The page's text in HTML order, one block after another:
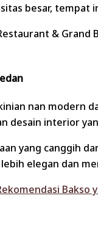
besar,
&
nan modern
desain interior
yang canggih
elegan dan
Bakso